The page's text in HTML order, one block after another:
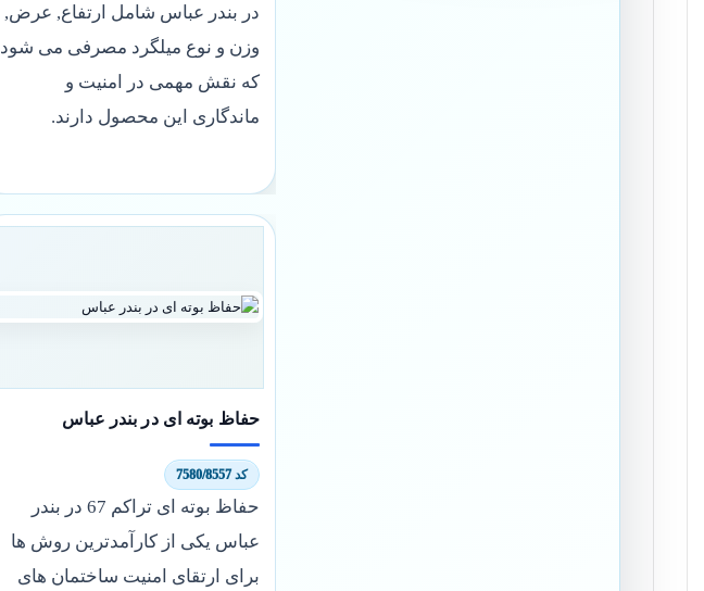
در بندر عباس شامل ارتفاع, عرض,
وزن و نوع میلگرد مصرفی می شود
که نقش مهمی در امنیت و
ماندگاری این محصول دارند.
حفاظ بوته ای در بندر عباس
کد 7580/8557
حفاظ بوته ای تراکم 67 در بندر
عباس یکی از کارآمدترین روش ها
برای ارتقای امنیت ساختمان های